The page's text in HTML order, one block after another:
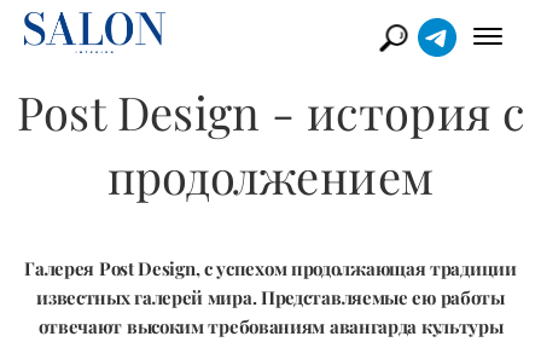
Post Design - история c
продолжением
Галерея Post Design, с успехом продолжающая традиции
известных галерей мира. Представляемые ею работы
отвечают высоким требованиям авангарда культуры